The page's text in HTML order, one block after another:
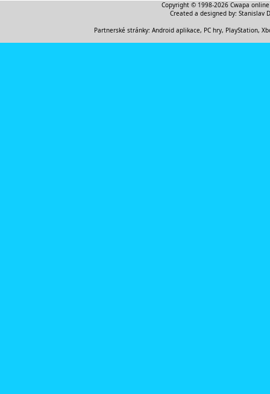
Copyright © 1998-2026 Cwapa
Created a designed by: Stanislav
Partnerské stránky: Android aplikace, PC hry, PlayStation,